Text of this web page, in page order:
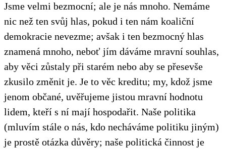
Jsme velmi bezmocní; ale je nás mnoho. Nemáme
nic než ten svůj hlas, pokud i ten nám koaliční
demokracie nevezme; avšak i ten bezmocný hlas
znamená mnoho, neboť jím dáváme mravní souhlas,
aby věci zůstaly při starém nebo aby se přesevše
zkusilo změnit je. Je to věc kreditu; my, kdož jsme
jenom občané, uvěřujeme jistou mravní hodnotu
lidem, kteří s ní mají hospodařit. Naše politika
(mluvím stále o nás, kdo necháváme politiku jiným)
je prostě otázka důvěry; naše politická činnost je